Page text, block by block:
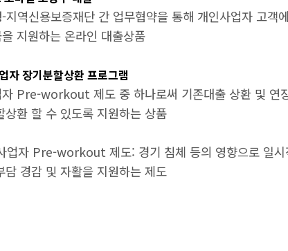
지역신용보증재단 간 업무협약을 통해 개인사업자 고객
지원하는 온라인 대출상품
자 장기분할상환 프로그램
자 Pre-workout 제도 중 하나로써 기존대출 상환 및 연
상환 할 수 있도록 지원하는 상품
자 Pre-workout 제도: 경기 침체 등의 영향으로 일시
담 경감 및 자활을 지원하는 제도